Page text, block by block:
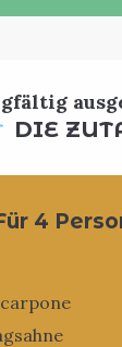
DIE
4